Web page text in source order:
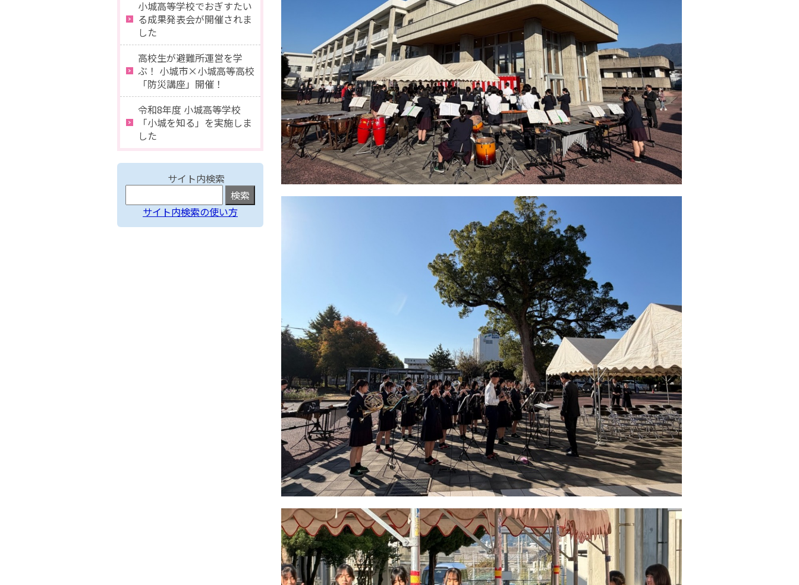
小城高等学校でおぎすたい
る成果発表会が開催されま
した
高校生が避難所運営を学
ぶ！ 小城市×小城高等高校
「防災講座」開催！
令和8年度 小城高等学校
「小城を知る」を実施しま
した
サイト内検索
サイト内検索の使い方